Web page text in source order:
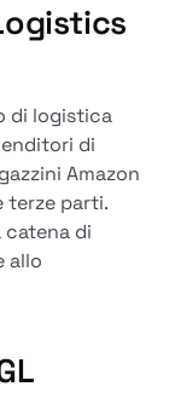
di logistica
di
Amazon
terze parti.
catena di
allo